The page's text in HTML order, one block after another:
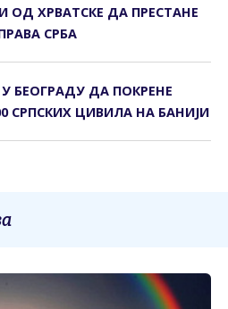
ОД ХРВАТСКЕ ДА ПРЕСТАНЕ
СРБА
БЕОГРАДУ ДА ПОКРЕНЕ
СРПСКИХ ЦИВИЛА НА БАНИЈИ